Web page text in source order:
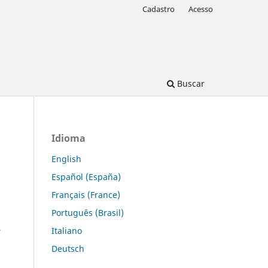
Buscar
Cadastro Acesso
Idioma
English
Español (España)
Français (France)
Português (Brasil)
Italiano
Deutsch